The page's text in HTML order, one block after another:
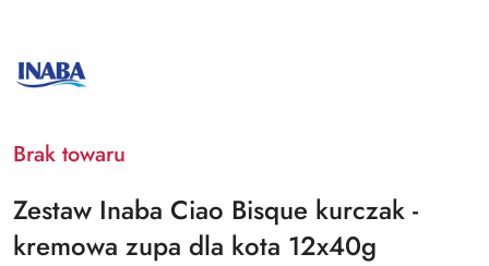
INABA
LOGO
PRODUCENTA
Brak towaru
Zestaw Inaba Ciao Bisque kurczak -
kremowa zupa dla kota 12x40g